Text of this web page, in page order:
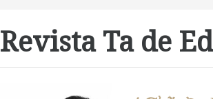
Revista Ta de